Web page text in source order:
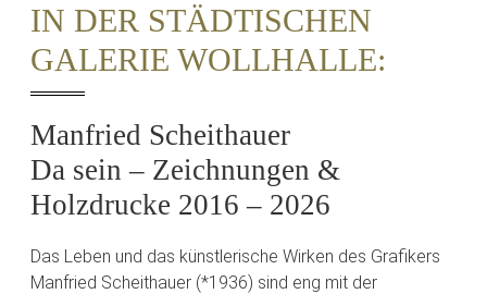
IN DER STÄDTISCHEN
GALERIE WOLLHALLE:
Manfried Scheithauer
Da sein – Zeichnungen &
Holzdrucke 2016 – 2026
Das Leben und das künstlerische Wirken des Grafikers
Manfried Scheithauer (*1936) sind eng mit der